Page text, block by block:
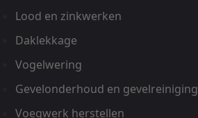
Lood en zinkwerken
Daklekkage
Vogelwering
Gevelonderhoud en gevelreiniging
Voegwerk herstellen